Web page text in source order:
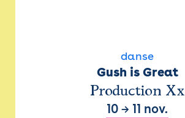
danse
Gush is Great
Production Xx
10 → 11 nov.